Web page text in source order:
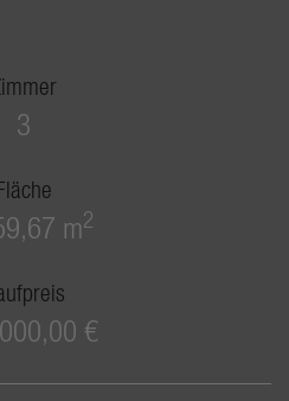
3
m2
€